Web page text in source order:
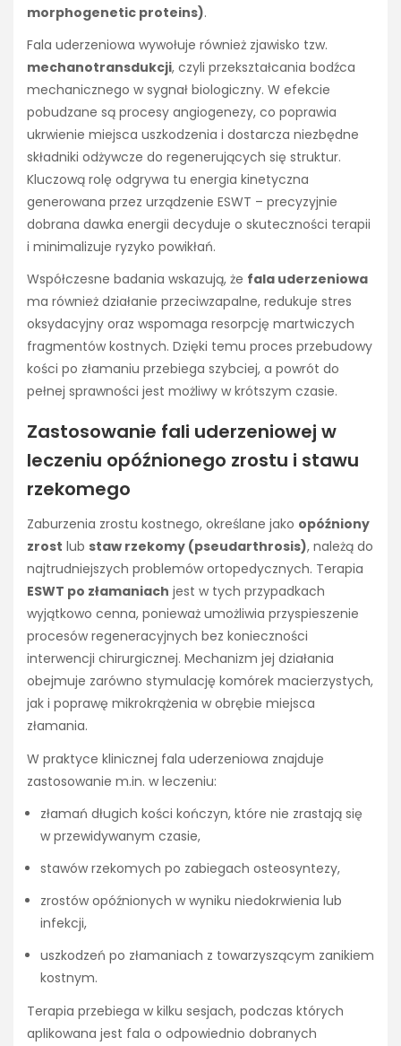
morphogenetic proteins).
Fala uderzeniowa wywołuje również zjawisko tzw.
mechanotransdukcji, czyli przekształcania bodźca
mechanicznego w sygnał biologiczny. W efekcie
pobudzane są procesy angiogenezy, co poprawia
ukrwienie miejsca uszkodzenia i dostarcza niezbędne
składniki odżywcze do regenerujących się struktur.
Kluczową rolę odgrywa tu energia kinetyczna
generowana przez urządzenie ESWT – precyzyjnie
dobrana dawka energii decyduje o skuteczności terapii
i minimalizuje ryzyko powikłań.
Współczesne badania wskazują, że fala uderzeniowa
ma również działanie przeciwzapalne, redukuje stres
oksydacyjny oraz wspomaga resorpcję martwiczych
fragmentów kostnych. Dzięki temu proces przebudowy
kości po złamaniu przebiega szybciej, a powrót do
pełnej sprawności jest możliwy w krótszym czasie.
Zastosowanie fali uderzeniowej w
leczeniu opóźnionego zrostu i stawu
rzekomego
Zaburzenia zrostu kostnego, określane jako opóźniony
zrost lub staw rzekomy (pseudarthrosis), należą do
najtrudniejszych problemów ortopedycznych. Terapia
ESWT po złamaniach jest w tych przypadkach
wyjątkowo cenna, ponieważ umożliwia przyspieszenie
procesów regeneracyjnych bez konieczności
interwencji chirurgicznej. Mechanizm jej działania
obejmuje zarówno stymulację komórek macierzystych,
jak i poprawę mikrokrążenia w obrębie miejsca
złamania.
W praktyce klinicznej fala uderzeniowa znajduje
zastosowanie m.in. w leczeniu:
złamań długich kości kończyn, które nie zrastają się
w przewidywanym czasie,
stawów rzekomych po zabiegach osteosyntezy,
zrostów opóźnionych w wyniku niedokrwienia lub
infekcji,
uszkodzeń po złamaniach z towarzyszącym zanikiem
kostnym.
Terapia przebiega w kilku sesjach, podczas których
aplikowana jest fala o odpowiednio dobranych